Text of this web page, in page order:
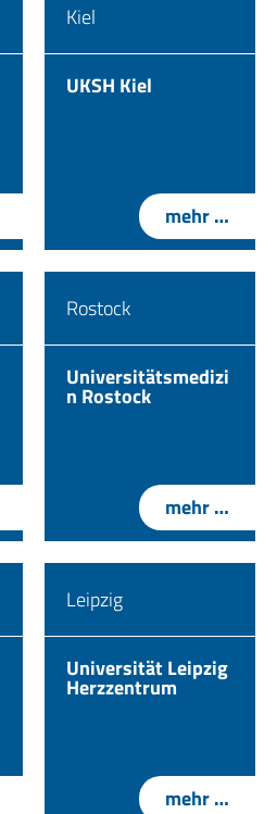
Kiel
UKSH Kiel
mehr …
Rostock
Universitätsmedizi
n Rostock
mehr …
Leipzig
Universität Leipzig
Herzzentrum
mehr …